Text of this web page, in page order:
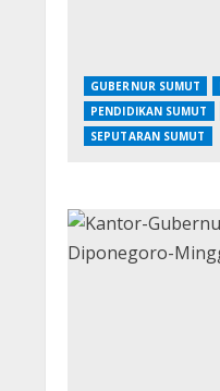
GUBERNUR SUMUT
PENDIDIKAN SUMUT
SEPUTARAN SUMUT